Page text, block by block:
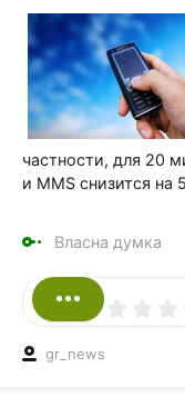
частности, для 20
и MMS снизится на
Власна думка
gr_news